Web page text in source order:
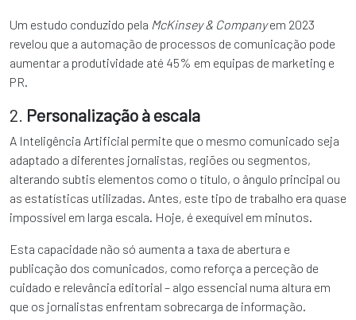
Um estudo conduzido pela McKinsey & Companyem 2023
revelou que a automação de processos de comunicação pode
aumentar a produtividade até 45% em equipas de marketing e
PR.
2. Personalização à escala
A Inteligência Artificial permite que o mesmo comunicado seja
adaptado a diferentes jornalistas, regiões ou segmentos,
alterando subtis elementos como o título, o ângulo principal ou
as estatísticas utilizadas. Antes, este tipo de trabalho era quase
impossível em larga escala. Hoje, é exequível em minutos.
Esta capacidade não só aumenta a taxa de abertura e
publicação dos comunicados, como reforça a perceção de
cuidado e relevância editorial – algo essencial numa altura em
que os jornalistas enfrentam sobrecarga de informação.